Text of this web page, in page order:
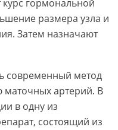
гормональной
размера узла и
Затем назначают
современный метод
артерий. В
в одну из
состоящий из